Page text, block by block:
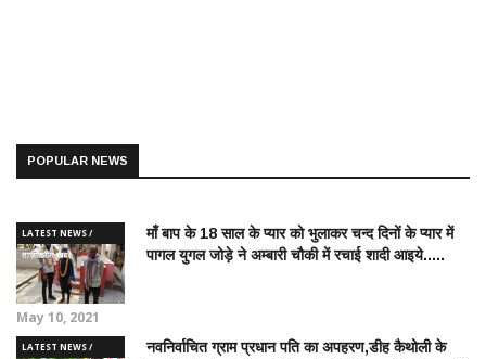
POPULAR NEWS
LATEST NEWS /
ताज़ातरीन खबरें
माँ बाप के 18 साल के प्यार को भुलाकर चन्द दिनों के प्यार में
पागल युगल जोड़े ने अम्बारी चौकी में रचाई शादी आइये.....
May 10, 2021
LATEST NEWS /
नवनिर्वाचित ग्राम प्रधान पति का अपहरण,डीह कैथोली के